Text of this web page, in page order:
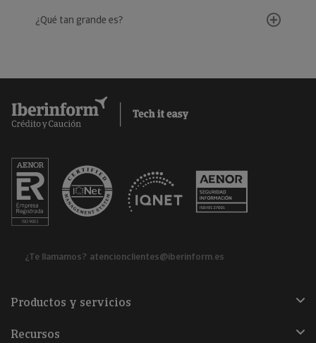
¿Qué tan grande es?
¿Te llamamos? atencionclientes@iberinform.es
Productos y servicios
Recursos